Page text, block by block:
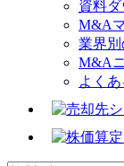
資料
M&A
業界
M&A
よく